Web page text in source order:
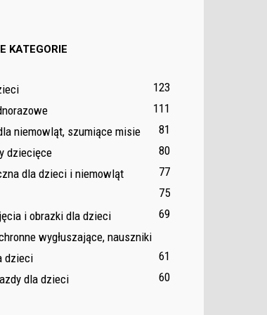
KATEGORIE
123
111
niemowląt, szumiące misie
81
dziecięce
80
dla dzieci i niemowląt
77
75
i obrazki dla dzieci
69
wygłuszające, nauszniki
dzieci
61
dla dzieci
60